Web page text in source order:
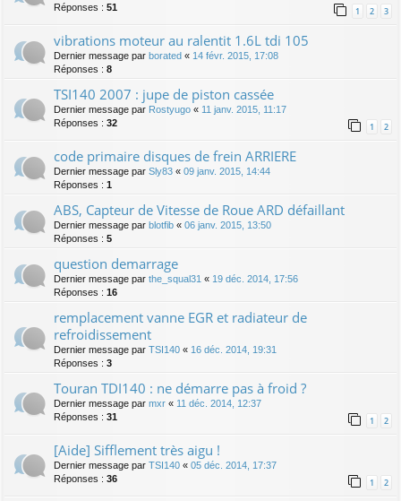
Réponses : 51 1 2 3
vibrations moteur au ralentit 1.6L tdi 105
Dernier message par borated « 14 févr. 2015, 17:08
Réponses : 8
TSI140 2007 : jupe de piston cassée
Dernier message par Rostyugo « 11 janv. 2015, 11:17
Réponses : 32 1 2
code primaire disques de frein ARRIERE
Dernier message par Sly83 « 09 janv. 2015, 14:44
Réponses : 1
ABS, Capteur de Vitesse de Roue ARD défaillant
Dernier message par blotfib « 06 janv. 2015, 13:50
Réponses : 5
question demarrage
Dernier message par the_squal31 « 19 déc. 2014, 17:56
Réponses : 16
remplacement vanne EGR et radiateur de
refroidissement
Dernier message par TSI140 « 16 déc. 2014, 19:31
Réponses : 3
Touran TDI140 : ne démarre pas à froid ?
Dernier message par mxr « 11 déc. 2014, 12:37
Réponses : 31 1 2
[Aide] Sifflement très aigu !
Dernier message par TSI140 « 05 déc. 2014, 17:37
Réponses : 36 1 2